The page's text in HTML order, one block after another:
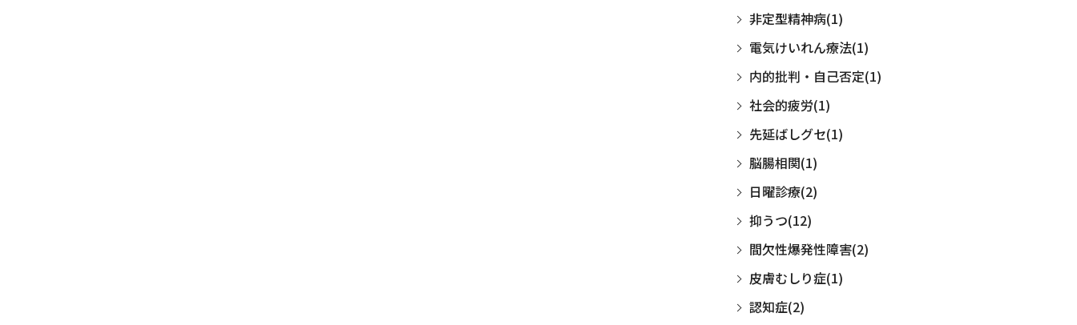
非定型精神病(1)
電気けいれん療法(1)
内的批判・自己否定(1)
社会的疲労(1)
先延ばしグセ(1)
脳腸相関(1)
日曜診療(2)
抑うつ(12)
間欠性爆発性障害(2)
皮膚むしり症(1)
認知症(2)